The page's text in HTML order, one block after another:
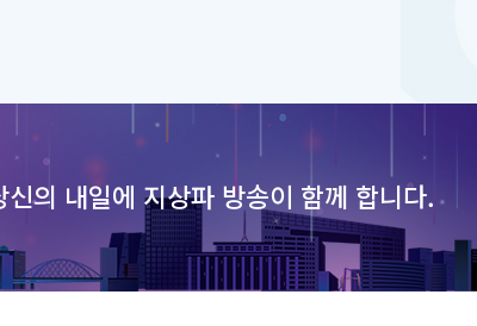
신의 내일에 지상파 방송이 함께 합니다.